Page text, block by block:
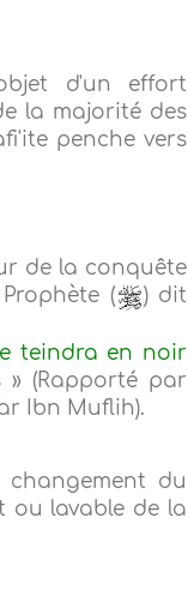
d'un effort
la majorité des
penche vers
de la conquête
(
) dit
teindra en noir
» (Rapporté par
Ibn Muflih).
du
ou lavable de la